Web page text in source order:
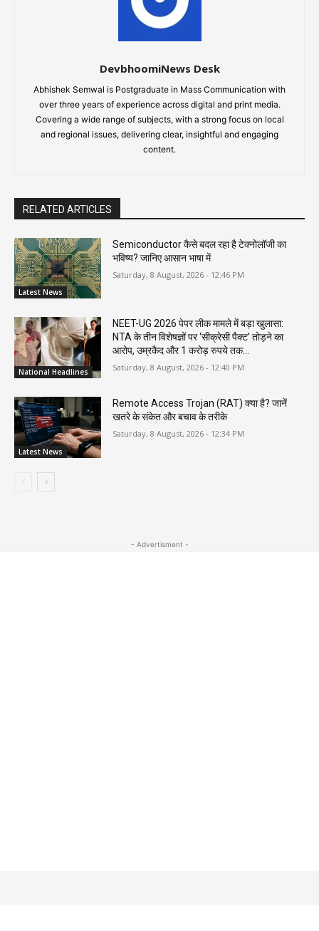
DevbhoomiNews Desk
Abhishek Semwal is Postgraduate in Mass Communication with
over three years of experience across digital and print media.
Covering a wide range of subjects, with a strong focus on local
and regional issues, delivering clear, insightful and engaging
content.
RELATED ARTICLES
Latest News
Semiconductor कैसे बदल रहा है टेक्नोलॉजी का
भविष्य? जानिए आसान भाषा में
Saturday, 8 August, 2026 - 12:46 PM
National Headlines
NEET-UG 2026 पेपर लीक मामले में बड़ा खुलासा:
NTA के तीन विशेषज्ञों पर ‘सीक्रेसी पैक्ट’ तोड़ने का
आरोप, उम्रकैद और 1 करोड़ रुपये तक...
Saturday, 8 August, 2026 - 12:40 PM
Latest News
Remote Access Trojan (RAT) क्या है? जानें
खतरे के संकेत और बचाव के तरीके
Saturday, 8 August, 2026 - 12:34 PM
- Advertisment -